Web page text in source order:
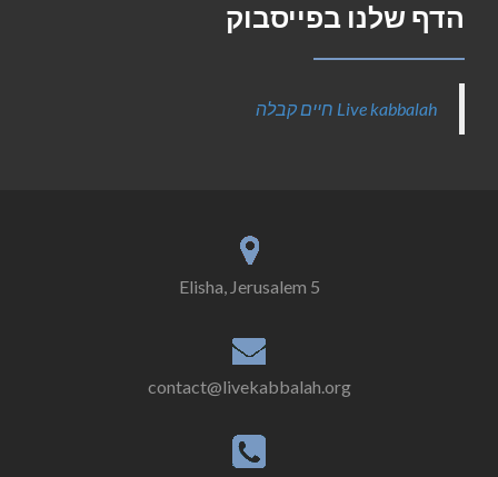
הדף שלנו בפייסבוק
‎Live kabbalah חיים קבלה‎
5 Elisha, Jerusalem
contact@livekabbalah.org